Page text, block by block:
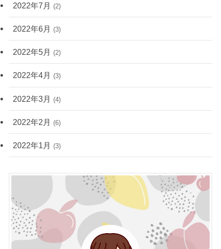
2022年7月 (2)
2022年6月 (3)
2022年5月 (2)
2022年4月 (3)
2022年3月 (4)
2022年2月 (6)
2022年1月 (3)